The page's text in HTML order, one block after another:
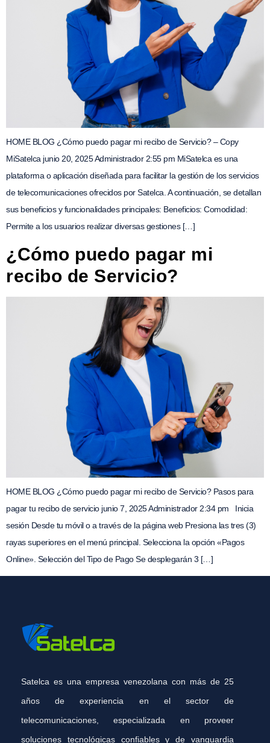
HOME BLOG ¿Cómo puedo pagar mi recibo de Servicio? – Copy
MiSatelca junio 20, 2025 Administrador 2:55 pm MiSatelca es una
plataforma o aplicación diseñada para facilitar la gestión de los servicios
de telecomunicaciones ofrecidos por Satelca. A continuación, se detallan
sus beneficios y funcionalidades principales: Beneficios: Comodidad:
Permite a los usuarios realizar diversas gestiones […]
¿Cómo puedo pagar mi
recibo de Servicio?
HOME BLOG ¿Cómo puedo pagar mi recibo de Servicio? Pasos para
pagar tu recibo de servicio junio 7, 2025 Administrador 2:34 pm Inicia
sesión Desde tu móvil o a través de la página web Presiona las tres (3)
rayas superiores en el menú principal. Selecciona la opción «Pagos
Online». Selección del Tipo de Pago Se desplegarán 3 […]
Satelca es una empresa venezolana con más de 25
años de experiencia en el sector de
telecomunicaciones, especializada en proveer
soluciones tecnológicas confiables y de vanguardia